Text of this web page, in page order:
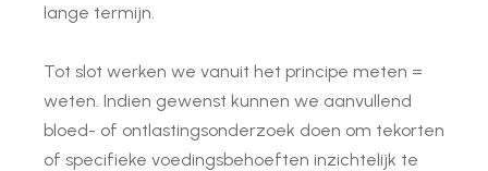
lange termijn.
Tot slot werken we vanuit het principe meten =
weten. Indien gewenst kunnen we aanvullend
bloed- of ontlastingsonderzoek doen om tekorten
of specifieke voedingsbehoeften inzichtelijk te